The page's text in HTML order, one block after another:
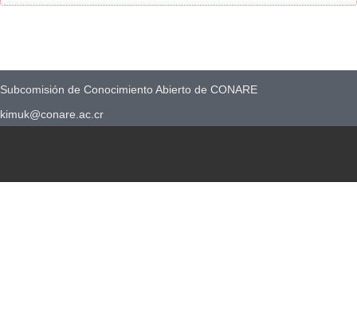
Subcomisión de Conocimiento Abierto de CONARE
kimuk@conare.ac.cr